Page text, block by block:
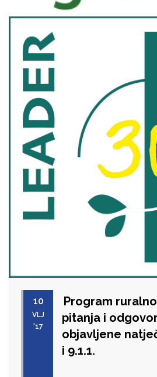
10
VLJ
'17
Program
pitanja i
objavljene
i 9.1.1.